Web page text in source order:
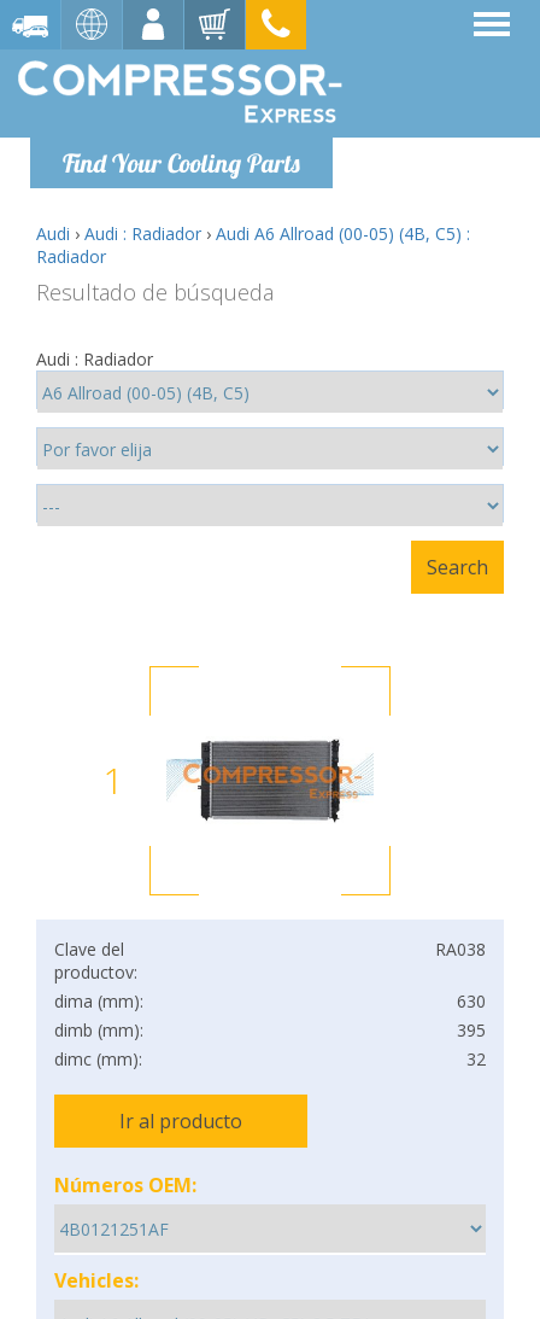
Find Your Cooling Parts
Audi › Audi : Radiador › Audi A6 Allroad (00-05) (4B, C5) :
Radiador
Resultado de búsqueda
Audi : Radiador
1
Clave del
productov:
RA038
dima (mm):
630
dimb (mm):
395
dimc (mm):
32
Ir al producto
Números OEM:
Vehicles: